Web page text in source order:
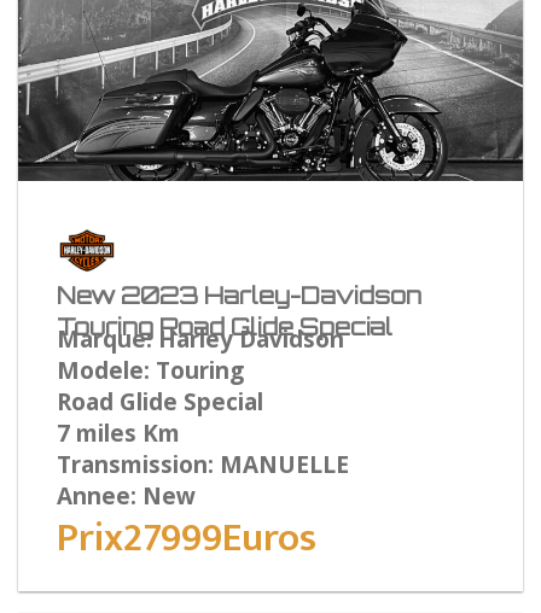
New 2023 Harley-Davidson
Touring Road Glide Special
Marque: Harley Davidson
Modele: Touring
Road Glide Special
7 miles Km
Transmission: MANUELLE
Annee: New
Prix27999Euros